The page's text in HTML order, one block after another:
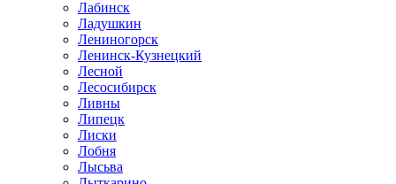
Лабинск
Ладушкин
Лениногорск
Ленинск-Кузнецкий
Лесной
Лесосибирск
Ливны
Липецк
Лиски
Лобня
Лысьва